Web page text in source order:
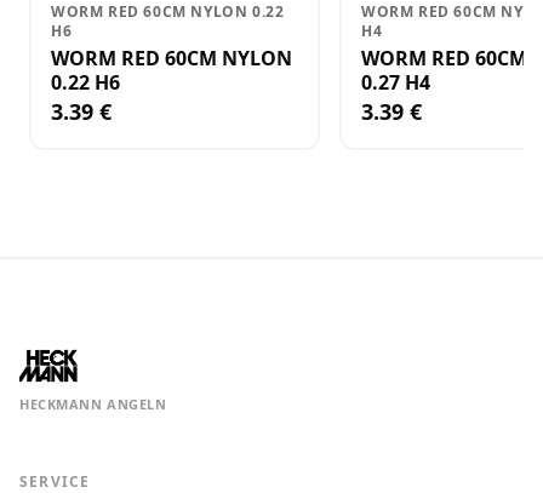
WORM RED 60CM NYLON 0.22
H6
WORM RED 60CM NYLON
0.22 H6
3.39 €
WORM RED 60CM
H4
WORM RED 60CM
0.27 H4
3.39 €
HECKMANN ANGELN
SERVICE